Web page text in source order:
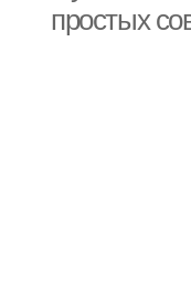
простых